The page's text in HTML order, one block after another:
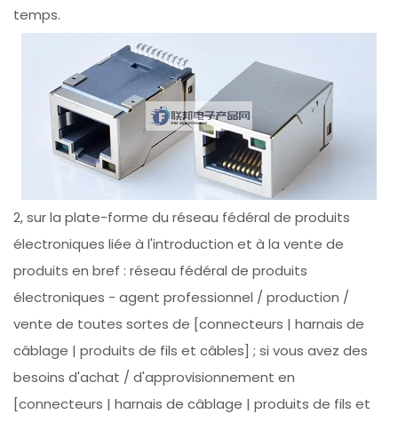
temps.
2, sur la plate-forme du réseau fédéral de produits
électroniques liée à l'introduction et à la vente de
produits en bref : réseau fédéral de produits
électroniques - agent professionnel / production /
vente de toutes sortes de [connecteurs | harnais de
câblage | produits de fils et câbles] ; si vous avez des
besoins d'achat / d'approvisionnement en
[connecteurs | harnais de câblage | produits de fils et